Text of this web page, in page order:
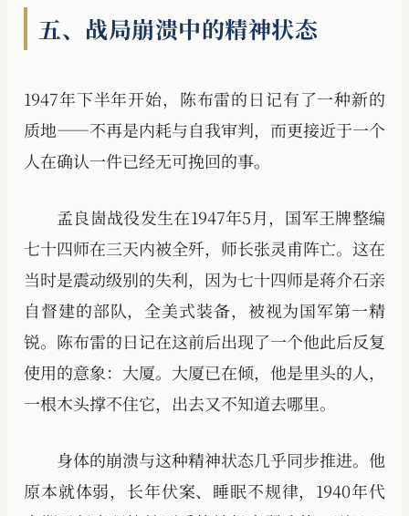
五、战局崩溃中的精神状态
1947年下半年开始，陈布雷的日记有了一种新的
质地——不再是内耗与自我审判，而更接近于一个
人在确认一件已经无可挽回的事。
孟良崮战役发生在1947年5月，国军王牌整编
七十四师在三天内被全歼，师长张灵甫阵亡。这在
当时是震动级别的失利，因为七十四师是蒋介石亲
自督建的部队，全美式装备，被视为国军第一精
锐。陈布雷的日记在这前后出现了一个他此后反复
使用的意象：大厦。大厦已在倾，他是里头的人，
一根木头撑不住它，出去又不知道去哪里。
身体的崩溃与这种精神状态几乎同步推进。他
原本就体弱，长年伏案、睡眠不规律，1940年代